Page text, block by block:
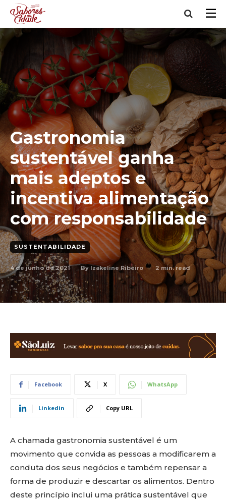
Gastronomia
sustentável ganha
mais adeptos e
incentiva alimentação
com responsabilidade
SUSTENTABILIDADE
4 de junho de 2021 By Izakeline Ribeiro 2 min. read
Facebook X WhatsApp
Linkedin Copy URL
A chamada gastronomia sustentável é um
movimento que convida as pessoas a modificarem a
conduta dos seus negócios e também repensar a
forma de produzir e descartar os alimentos. Dentro
deste princípio inclui uma prática sustentável que